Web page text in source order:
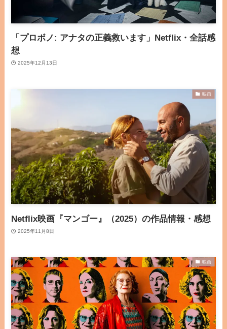
「プロボノ: アナタの正義救います」Netflix・全話感
想
2025年12月13日
映画
Netflix映画『マンゴー』（2025）の作品情報・感想
2025年11月8日
映画